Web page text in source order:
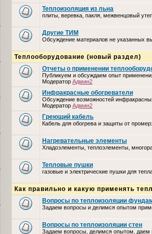
Теплоизоляция из льна
плиты, веревка, пакля, межвенцовый
Другие ТИМ
Обсуждение материалов не указанных
Теплооборудование (новый раздел)
Отчеты о применении
Публикуем и обсуждаем опыт
Модератор Админ2
Инфракрасные обогреватели
Обсуждение возможностей
Модератор Админ2
Греющий кабель
Кабель для обогрева и защиты от
Нагревательные элементы
Хладоэлементы, теплоэлементы,
Тепловые пушки
газовые и электрические пушки для
Как правильно и какую применять
Вопросы по теплоизоляции
Задаем вопросы и делимся опытом
Вопросы по теплоизоляции стен
Задаем вопросы, делимся опытом, даем